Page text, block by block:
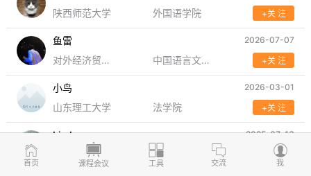
陕西师范大学 外国语学院 +关 注
鱼雷 2026-07-07
对外经济贸易大学 中国语言文学学院 +关 注
小鸟 2026-03-01
山东理工大学 法学院 +关 注
Linda 2025-07-13
华东交通大学 外国语学院 +关 注
首页 课程会议 工具 交流 我